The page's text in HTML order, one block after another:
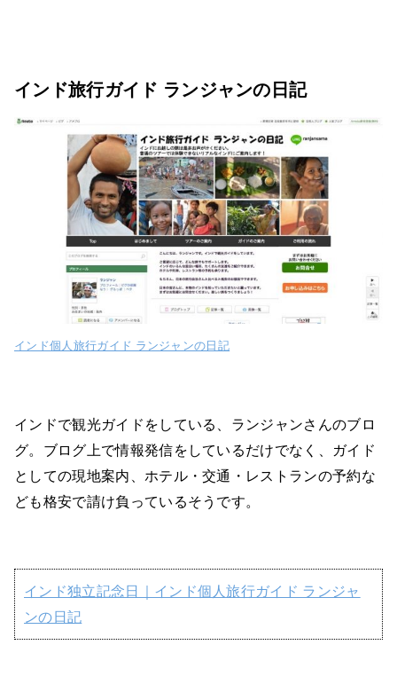
インド旅行ガイド ランジャンの日記
インド個人旅行ガイド ランジャンの日記
インドで観光ガイドをしている、ランジャンさんのブロ
グ。ブログ上で情報発信をしているだけでなく、ガイド
としての現地案内、ホテル・交通・レストランの予約な
ども格安で請け負っているそうです。
インド独立記念日｜インド個人旅行ガイド ランジャ
ンの日記